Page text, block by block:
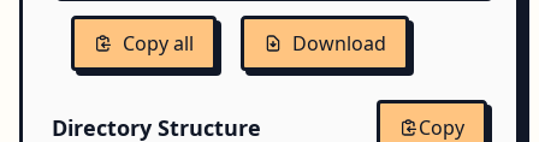
Copy all Download
Directory Structure Copy